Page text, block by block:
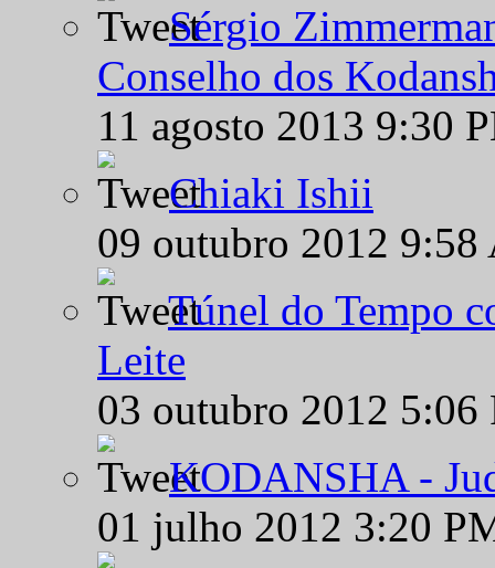
Sérgio
Conselho dos
11 agosto 2013 9:30
Chiaki Ishii
09 outubro 2012
Túnel do Tempo
Leite
03 outubro 2012
KODANSHA -
01 julho 2012 3:20